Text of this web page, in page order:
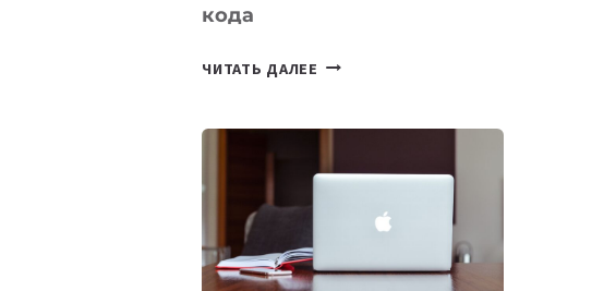
кода
ЧИТАТЬ ДАЛЕЕ
КОТОРЫЕ
СОЗДАВАТЬ
БЕЗ